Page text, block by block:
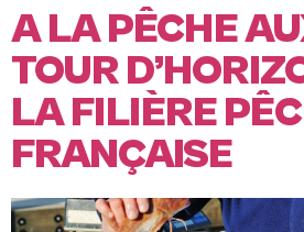
A LA PÊCHE
TOUR
LA FILIÈRE
FRANÇAISE